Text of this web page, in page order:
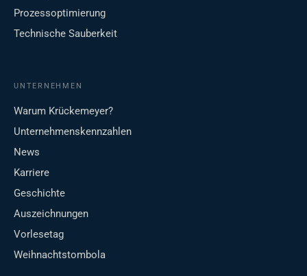
Prozessoptimierung
Technische Sauberkeit
UNTERNEHMEN
Warum Krückemeyer?
Unternehmenskennzahlen
News
Karriere
Geschichte
Auszeichnungen
Vorlesetag
Weihnachtstombola